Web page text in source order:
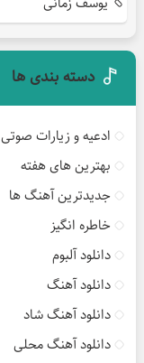
دسته بندی ها
ادعیه و زیارات صوتی
بهترین های هفته
جدیدترین آهنگ ها
خاطره انگیز
دانلود آلبوم
دانلود آهنگ
دانلود آهنگ شاد
دانلود آهنگ محلی